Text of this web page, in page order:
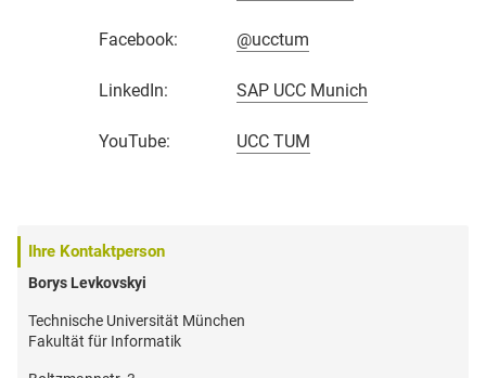
Facebook: @ucctum
LinkedIn: SAP UCC Munich
YouTube: UCC TUM
Ihre Kontaktperson
Borys Levkovskyi
Technische Universität München
Fakultät für Informatik